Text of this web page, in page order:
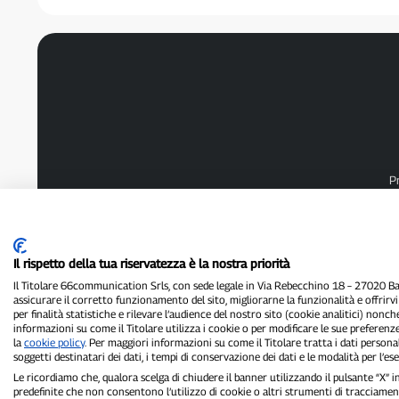
Il rispetto della tua riservatezza è la nostra priorità
Il Titolare 66communication Srls, con sede legale in Via Rebecchino 18 – 27020
assicurare il corretto funzionamento del sito, migliorarne la funzionalità e offrirvi
per finalità statistiche e rilevare l’audience del nostro sito (cookie analitici)
informazioni su come il Titolare utilizza i cookie o per modificare le sue
la cookie policy. Per maggiori informazioni su come il Titolare tratta i dati
soggetti destinatari dei dati, i tempi di conservazione dei dati e le modalità per
Le ricordiamo che, qualora scelga di chiudere il banner utilizzando il pulsante
predefinite che non consentono l’utilizzo di cookie o altri strumenti di